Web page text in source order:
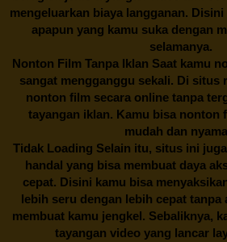
mengeluarkan biaya langganan.
apapun yang kamu suka dengan
selamanya.
Nonton Film Tanpa Iklan Saat kamu
sangat mengganggu sekali. Di situs
nonton film secara online tanpa
tayangan iklan. Kamu bisa nonton
mudah dan
Tidak Loading Selain itu, situs ini
handal yang bisa membuat daya
cepat. Disini kamu bisa
lebih seru dengan lebih cepat tanpa
membuat kamu jengkel. Sebaliknya,
tayangan video yang lancar